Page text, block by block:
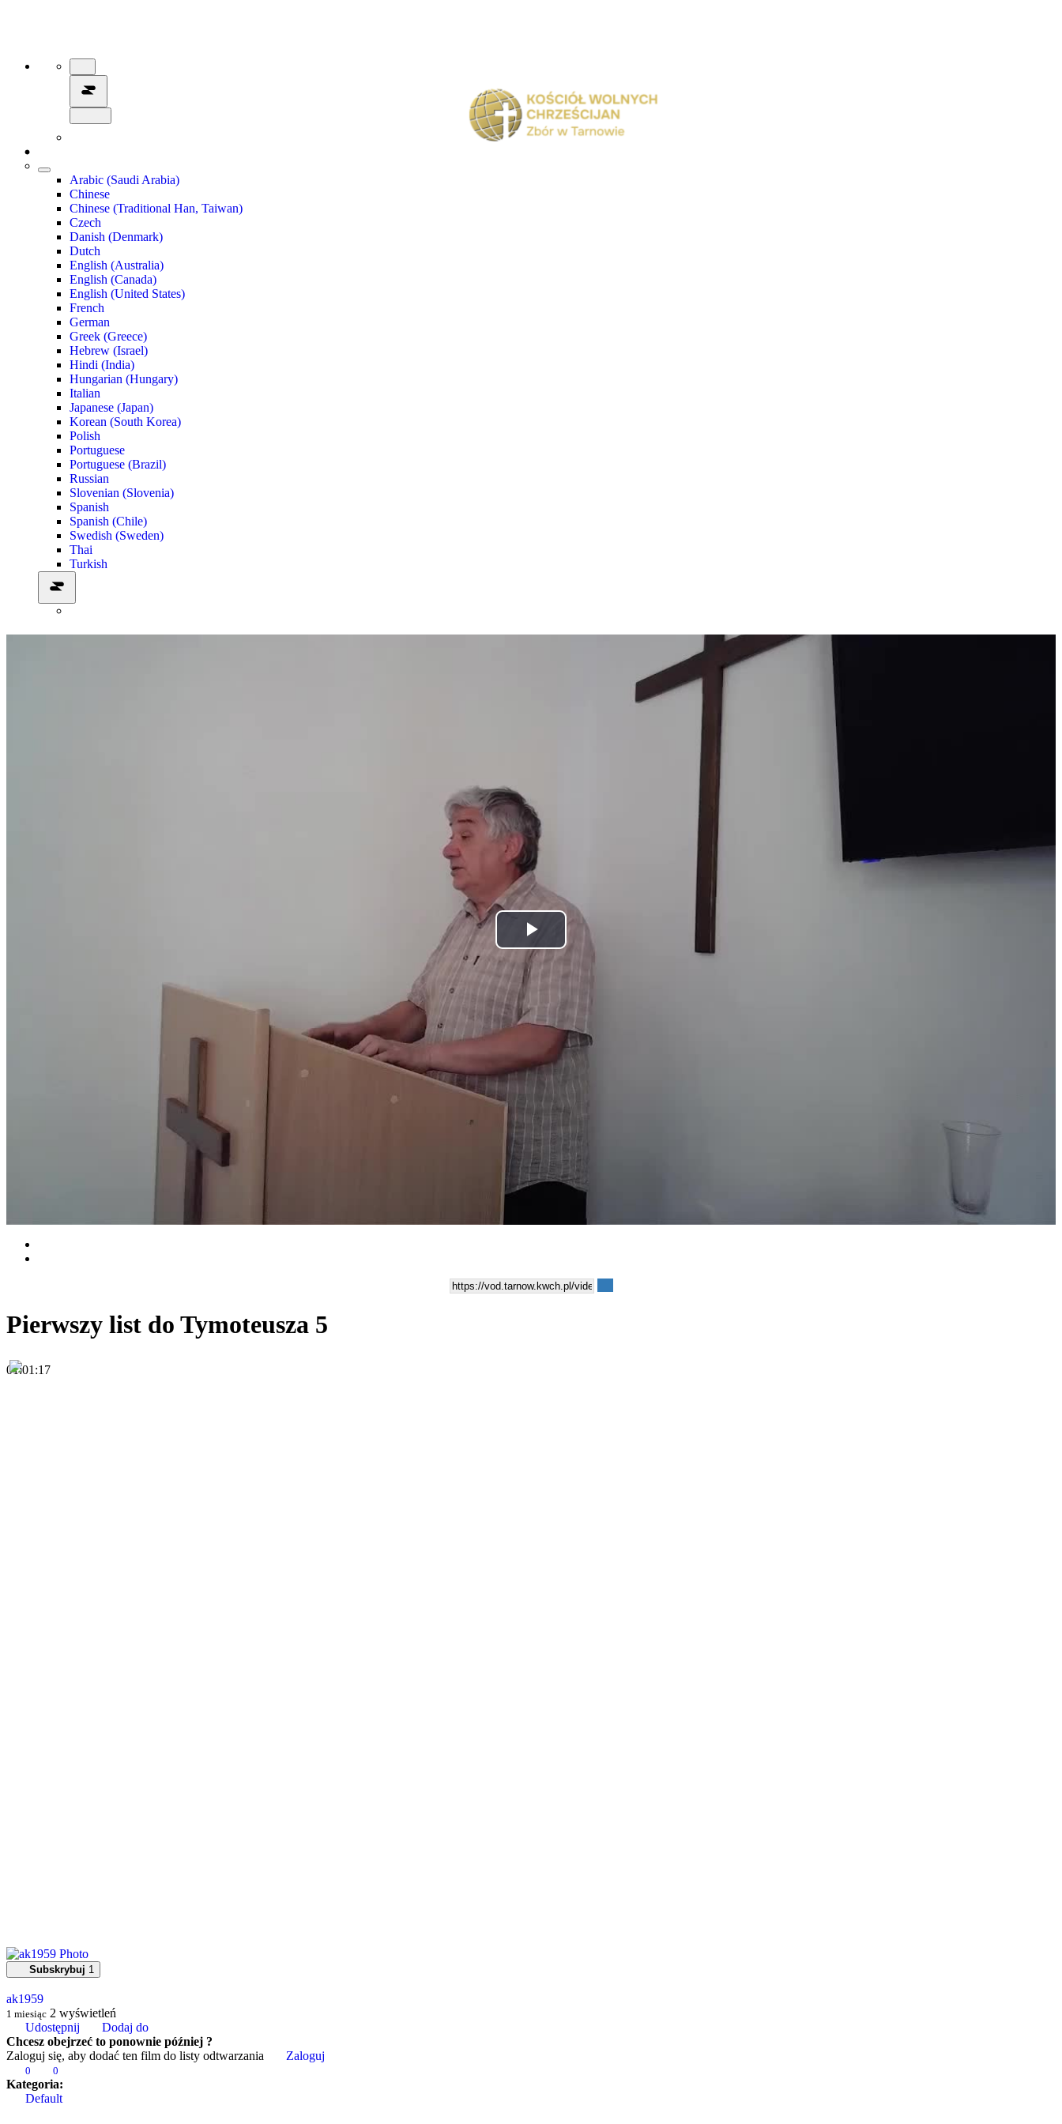
Arabic (Saudi Arabia)
Chinese
Chinese (Traditional Han, Taiwan)
Czech
Danish (Denmark)
Dutch
English (Australia)
English (Canada)
English (United States)
French
German
Greek (Greece)
Hebrew (Israel)
Hindi (India)
Hungarian (Hungary)
Italian
Japanese (Japan)
Korean (South Korea)
Polish
Portuguese
Portuguese (Brazil)
Russian
Slovenian (Slovenia)
Spanish
Spanish (Chile)
Swedish (Sweden)
Thai
Turkish
Play
Video
Pierwszy list do Tymoteusza 5
01:01:17
Subskrybuj 1
ak1959
1 miesiąc 2 wyświetleń
Udostępnij
Dodaj do
Chcesz obejrzeć to ponownie później ?
Zaloguj się, aby dodać ten film do listy odtwarzania
Zaloguj
0 0
Kategoria:
Default